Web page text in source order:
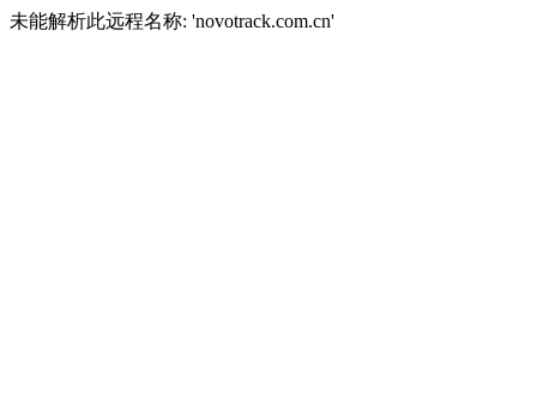
未能解析此远程名称: 'novotrack.com.cn'